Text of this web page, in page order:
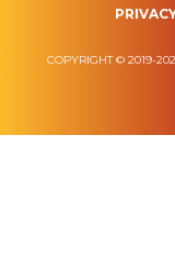
COPYRIGHT © 2019-